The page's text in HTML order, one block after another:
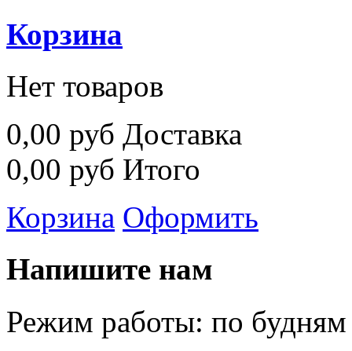
Корзина
Нет товаров
0,00 руб Доставка
0,00 руб Итого
Корзина Оформить
Напишите нам
Режим работы: по